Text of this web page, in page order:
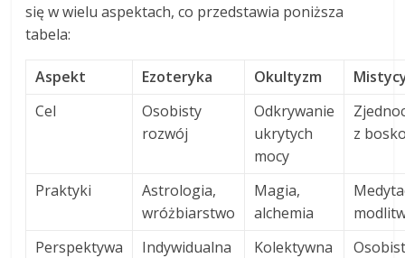
się w wielu aspektach, co przedstawia poniższa
tabela:
Aspekt Ezoteryka Okultyzm
Cel
Osobisty
rozwój
Odkrywanie
ukrytych
mocy
z
Praktyki
Astrologia,
wróżbiarstwo
Magia,
alchemia
Perspektywa
Indywidualna Kolektywna